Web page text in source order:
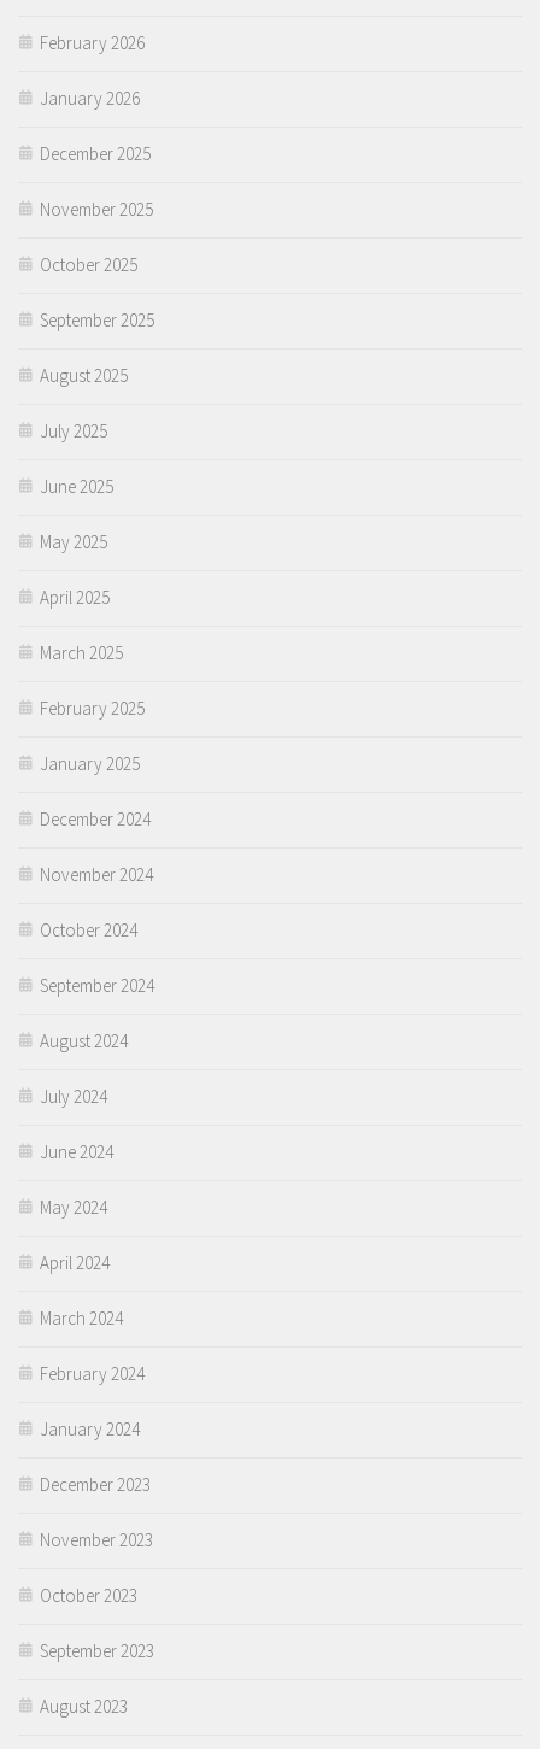
February 2026
January 2026
December 2025
November 2025
October 2025
September 2025
August 2025
July 2025
June 2025
May 2025
April 2025
March 2025
February 2025
January 2025
December 2024
November 2024
October 2024
September 2024
August 2024
July 2024
June 2024
May 2024
April 2024
March 2024
February 2024
January 2024
December 2023
November 2023
October 2023
September 2023
August 2023